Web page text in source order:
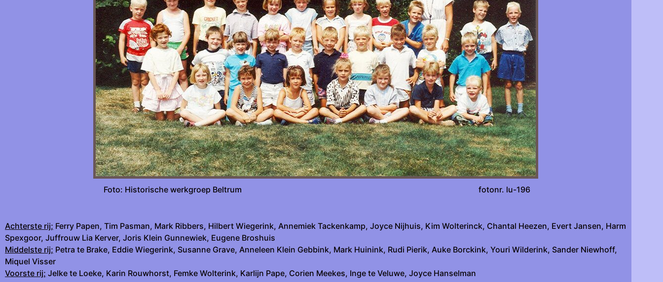
Foto: Historische werkgroep Beltrum fotonr. lu-196
Achterste rij; Ferry Papen, Tim Pasman, Mark Ribbers, Hilbert Wiegerink, Annemiek Tackenkamp, Joyce Nijhuis, Kim Wolterinck, Chantal Heezen, Evert Jansen, Harm
Spexgoor, Juffrouw Lia Kerver, Joris Klein Gunnewiek, Eugene Broshuis
Middelste rij; Petra te Brake, Eddie Wiegerink, Susanne Grave, Anneleen Klein Gebbink, Mark Huinink, Rudi Pierik, Auke Borckink, Youri Wilderink, Sander Niewhoff,
Miquel Visser
Voorste rij; Jelke te Loeke, Karin Rouwhorst, Femke Wolterink, Karlijn Pape, Corien Meekes, Inge te Veluwe, Joyce Hanselman